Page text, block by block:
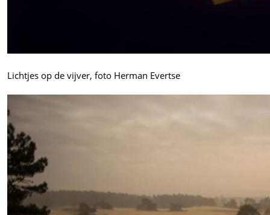
Lichtjes op de vijver, foto Herman Evertse